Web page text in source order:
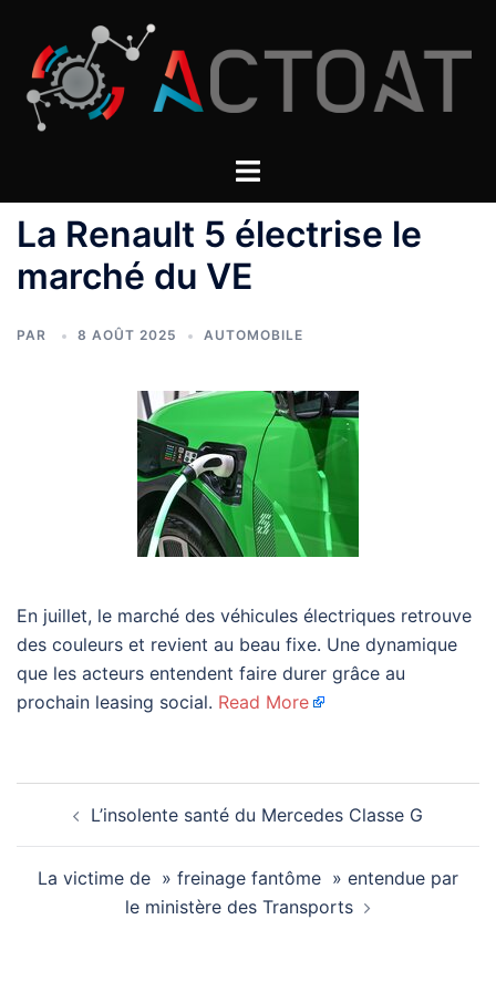
contenu
La Renault 5 électrise le
marché du VE
PAR 8 AOÛT 2025 AUTOMOBILE
En juillet, le marché des véhicules électriques retrouve
des couleurs et revient au beau fixe. Une dynamique
que les acteurs entendent faire durer grâce au
prochain leasing social. Read More
d’articleL’insolente santé du Mercedes Classe G
La victime de » freinage fantôme » entendue par
le ministère des Transports